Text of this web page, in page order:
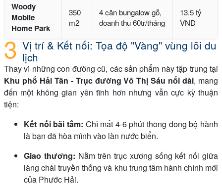
Woody
Mobile
Home Park
350
m2
4 căn bungalow gỗ,
doanh thu 60tr/tháng
13.5 tỷ
VNĐ
Vị trí & Kết nối: Tọa độ "Vàng" vùng lõi du
lịch
Thay vì những con đường cũ, các sản phẩm này tập trung tại
Khu phố Hải Tân - Trục đường Võ Thị Sáu nối dài, mang
đến một không gian yên tĩnh hơn nhưng vẫn cực kỳ thuận
tiện:
Kết nối bãi tắm: Chỉ mất 4-6 phút thong dong bộ hành
là bạn đã hòa mình vào làn nước biển.
Giao thương: Nằm trên trục xương sống kết nối giữa
làng chài truyền thống và khu trung tâm hành chính mới
của Phước Hải.